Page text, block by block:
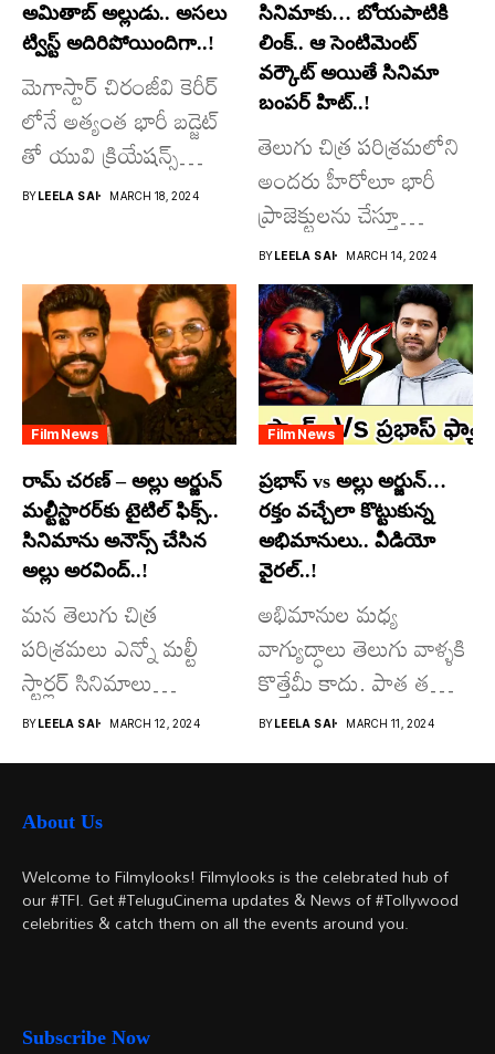
అమితాబ్ అల్లుడు.. అసలు
ట్విస్ట్ అదిరిపోయిందిగా..!
మెగాస్టార్ చిరంజీవి కెరీర్
లోనే అత్యంత భారీ బడ్జెట్
తో యువి క్రియేషన్స్
రూపొందిస్తున్న
BYLEELA SAI MARCH 18, 2024
సినిమాకు… బోయపాటికి
లింక్.. ఆ సెంటిమెంట్
వర్కౌట్ అయితే సినిమా
బంపర్ హిట్..!
తెలుగు చిత్ర పరిశ్రమలోని
అందరు హీరోలూ భారీ
ప్రాజెక్టులను చేస్తూ
దూసుకుపోతోన్నారు.
అందులో కొందరు
మాత్రమే...
BYLEELA SAI MARCH 14, 2024
Film News
రామ్ చరణ్ – అల్లు అర్జున్
మల్టీస్టారర్​కు టైటిల్ ఫిక్స్..
సినిమాను అనౌన్స్ చేసిన
అల్లు అరవింద్..!
మన తెలుగు చిత్ర
పరిశ్రమలు ఎన్నో మల్టీ
స్టార్లర్ సినిమాలు
వచ్చాయి.. కొన్ని సినిమాలు
అయితే...
BY LEELA SAI MARCH 12, 2024
Film News
ప్రభాస్ vs అల్లు అర్జున్…
రక్తం వచ్చేలా కొట్టుకున్న
అభిమానులు.. వీడియో
వైరల్..!
అభిమానుల మధ్య
వాగ్యుద్ధాలు తెలుగు వాళ్ళకి
కొత్తేమీ కాదు. పాత తరం
నటుల నుంచి నేటి...
BY LEELA SAI MARCH 11, 2024
About Us
Welcome to Filmylooks! Filmylooks is the celebrated hub of
our #TFI. Get #TeluguCinema updates & News of #Tollywood
celebrities & catch them on all the events around you.
Subscribe Now